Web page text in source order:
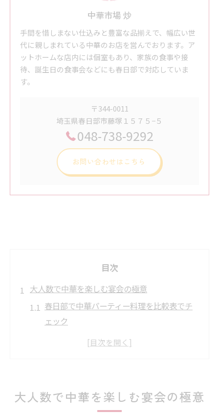
中華市場 炒
手間を惜しまない仕込みと豊富な品揃えで、幅広い世
代に親しまれている中華のお店を営んでおります。ア
ットホームな店内には個室もあり、家族の食事や接
待、誕生日の食事会などにも春日部で対応していま
す。
〒344-0011
埼玉県春日部市藤塚１５７５−５
048-738-9292
お問い合わせはこちら
目次
大人数で中華を楽しむ宴会の極意
春日部で中華パーティー料理を比較表でチ
ェック
宴会にぴったりな中華の選び方を解説
団体向け中華料理の人気メニューまとめ
春日部市で団体向け中華パーティー提案
大人数で中華を楽しむ宴会の極意